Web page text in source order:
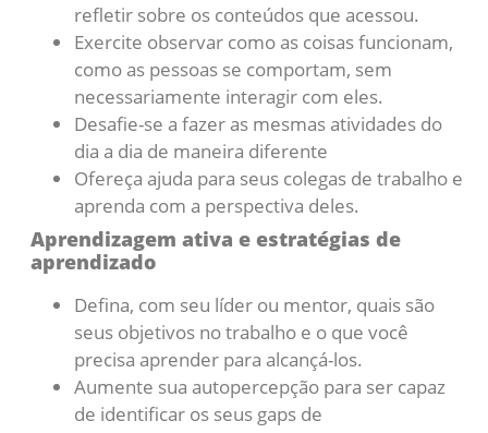
refletir sobre os conteúdos que acessou.
Exercite observar como as coisas funcionam,
como as pessoas se comportam, sem
necessariamente interagir com eles.
Desafie-se a fazer as mesmas atividades do
dia a dia de maneira diferente
Ofereça ajuda para seus colegas de trabalho e
aprenda com a perspectiva deles.
Aprendizagem ativa e estratégias de
aprendizado
Defina, com seu líder ou mentor, quais são
seus objetivos no trabalho e o que você
precisa aprender para alcançá-los.
Aumente sua autopercepção para ser capaz
de identificar os seus gaps de